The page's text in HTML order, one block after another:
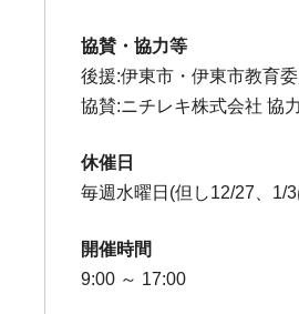
協賛・協力等
後援:伊東市・伊東市教育
協賛:ニチレキ株式会社 協
休催日
毎週水曜日(但し12/27、1/
開催時間
9:00 ～ 17:00